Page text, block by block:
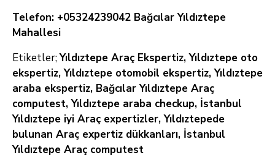
Telefon: +05324239042 Bağcılar Yıldıztepe
Mahallesi
Etiketler;Yıldıztepe Araç Ekspertiz, Yıldıztepe oto
ekspertiz, Yıldıztepe otomobil ekspertiz, Yıldıztepe
araba ekspertiz, Bağcılar Yıldıztepe Araç
computest, Yıldıztepe araba checkup, İstanbul
Yıldıztepe iyi Araç expertizler, Yıldıztepede
bulunan Araç expertiz dükkanları, İstanbul
Yıldıztepe Araç computest